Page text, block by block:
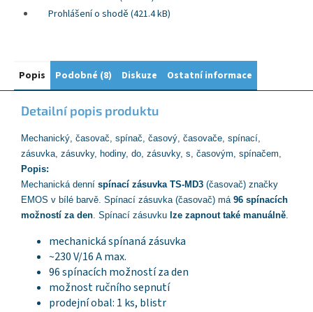
Prohlášení o shodě (421.4 kB)
Popis Podobné (8) Diskuze Ostatní informace
Detailní popis produktu
Mechanický, časovač, spínač, časový, časovače, spínací,
zásuvka, zásuvky, hodiny, do, zásuvky, s, časovým, spínačem,
Popis:
Mechanická denní spínací zásuvka TS-MD3 (časovač) značky
EMOS v bílé barvě. Spínací zásuvka (časovač) má 96 spínacích
možností za den. Spínací zásuvku lze zapnout také manuálně.
mechanická spínaná zásuvka
~230 V/16 A max.
96 spínacích možností za den
možnost ručního sepnutí
prodejní obal: 1 ks, blistr